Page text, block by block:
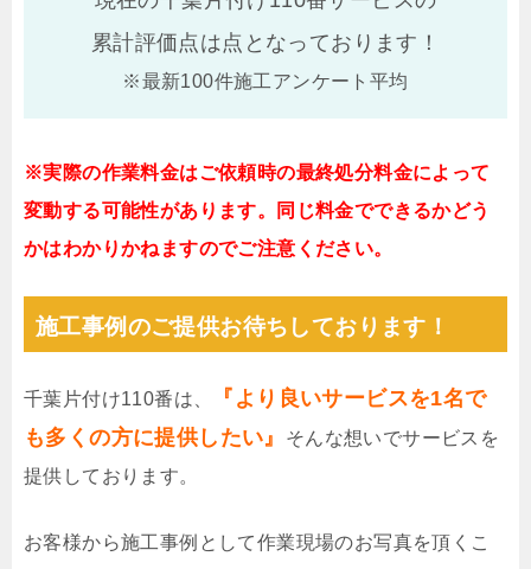
累計評価点は点となっております！
※最新100件施工アンケート平均
※実際の作業料金はご依頼時の最終処分料金によって
変動する可能性があります。同じ料金でできるかどう
かはわかりかねますのでご注意ください。
施工事例のご提供お待ちしております！
千葉片付け110番は、
『より良いサービスを1名で
も多くの方に提供したい』
そんな想いでサービスを
提供しております。
お客様から施工事例として作業現場のお写真を頂くこ